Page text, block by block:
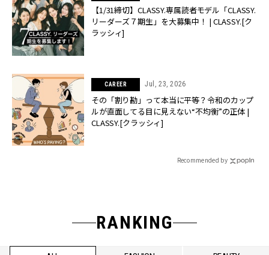
【1/31締切】CLASSY.専属読者モデル「CLASSY.
リーダーズ７期生」を大募集中！ | CLASSY.[ク
ラッシィ]
CAREER Jul, 23, 2026
その「割り勘」って本当に平等？令和のカップ
ルが直面してる目に見えない“不均衡”の正体 |
CLASSY.[クラッシィ]
Recommended by
RANKING